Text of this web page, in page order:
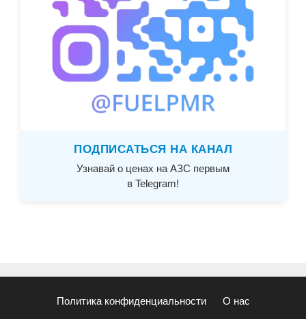
ПОДПИСАТЬСЯ НА КАНАЛ
Узнавай о ценах на АЗС первым
в Telegram!
Политика конфиденциальности О нас